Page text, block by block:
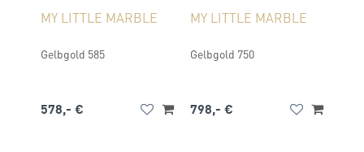
MY LITTLE MARBLE
Gelbgold 585
578,- €
MY LITTLE MARBLE
Gelbgold 750
798,- €